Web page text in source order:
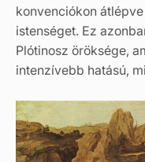
konvenciókon
istenséget. Ez
Plótinosz öröksége,
intenzívebb hatású,